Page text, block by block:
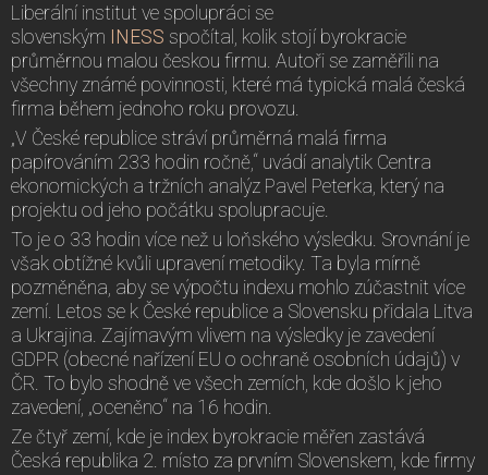
Liberální institut ve spolupráci se
slovenským INESS spočítal, kolik stojí byrokracie
průměrnou malou českou firmu. Autoři se zaměřili na
všechny známé povinnosti, které má typická malá česká
firma během jednoho roku provozu.
„V České republice stráví průměrná malá firma
papírováním 233 hodin ročně,“ uvádí analytik Centra
ekonomických a tržních analýz Pavel Peterka, který na
projektu od jeho počátku spolupracuje.
To je o 33 hodin více než u loňského výsledku. Srovnání je
však obtížné kvůli upravení metodiky. Ta byla mírně
pozměněna, aby se výpočtu indexu mohlo zúčastnit více
zemí. Letos se k České republice a Slovensku přidala Litva
a Ukrajina. Zajímavým vlivem na výsledky je zavedení
GDPR (obecné nařízení EU o ochraně osobních údajů) v
ČR. To bylo shodně ve všech zemích, kde došlo k jeho
zavedení, „oceněno“ na 16 hodin.
Ze čtyř zemí, kde je index byrokracie měřen zastává
Česká republika 2. místo za prvním Slovenskem, kde firmy